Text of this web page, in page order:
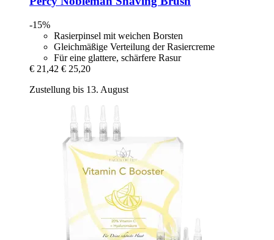
-15%
Rasierpinsel mit weichen Borsten
Gleichmäßige Verteilung der Rasiercreme
Für eine glattere, schärfere Rasur
€ 21,42 € 25,20
Zustellung bis 13. August